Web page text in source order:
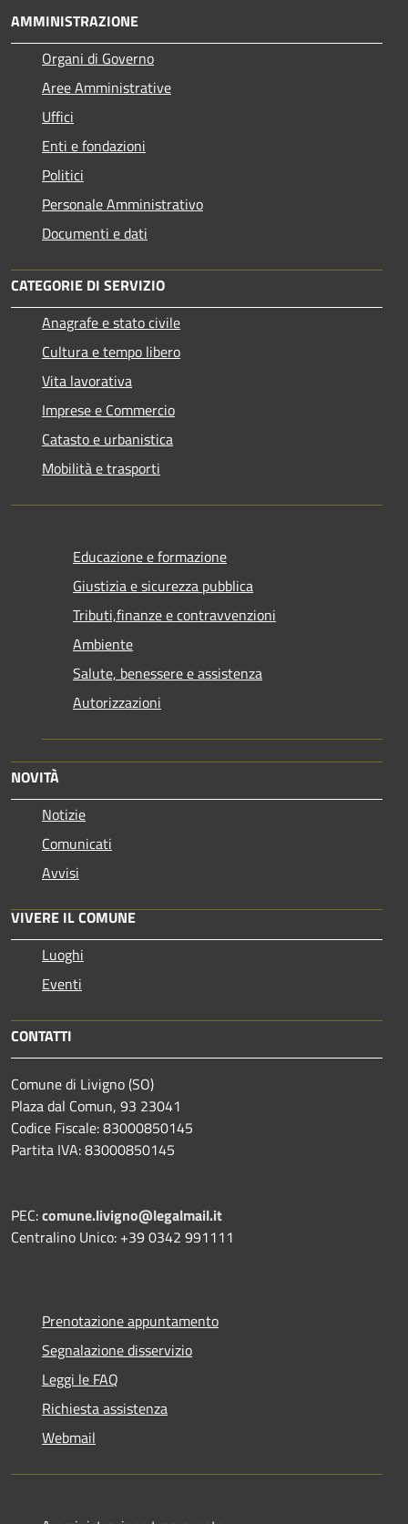
AMMINISTRAZIONE
Organi di Governo
Aree Amministrative
Uffici
Enti e fondazioni
Politici
Personale Amministrativo
Documenti e dati
CATEGORIE DI SERVIZIO
Anagrafe e stato civile
Cultura e tempo libero
Vita lavorativa
Imprese e Commercio
Catasto e urbanistica
Mobilità e trasporti
Educazione e formazione
Giustizia e sicurezza pubblica
Tributi,finanze e contravvenzioni
Ambiente
Salute, benessere e assistenza
Autorizzazioni
NOVITÀ
Notizie
Comunicati
Avvisi
VIVERE IL COMUNE
Luoghi
Eventi
CONTATTI
Comune di Livigno (SO)
Plaza dal Comun, 93 23041
Codice Fiscale: 83000850145
Partita IVA: 83000850145
PEC:comune.livigno@legalmail.it
Centralino Unico: +39 0342 991111
Prenotazione appuntamento
Segnalazione disservizio
Leggi le FAQ
Richiesta assistenza
Webmail